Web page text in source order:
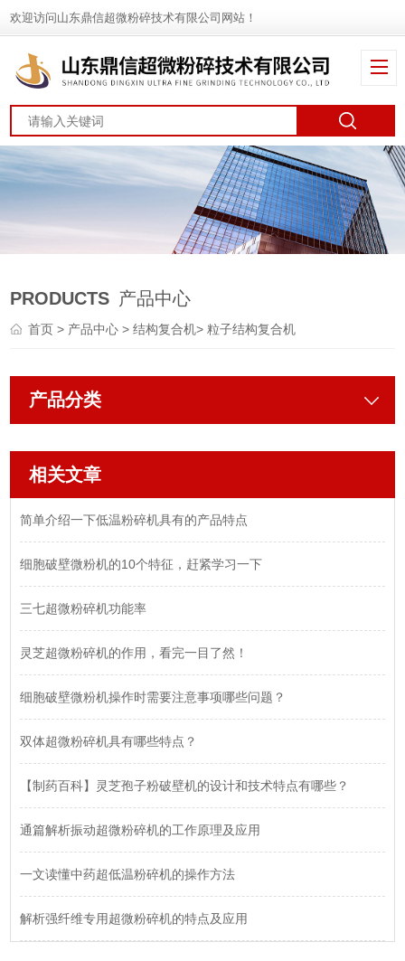
欢迎访问山东鼎信超微粉碎技术有限公司网站！
PRODUCTS 产品中心
首页> 产品中心>结构复合机>粒子结构复合机
产品分类
相关文章
简单介绍一下低温粉碎机具有的产品特点
细胞破壁微粉机的10个特征，赶紧学习一下
三七超微粉碎机功能率
灵芝超微粉碎机的作用，看完一目了然！
细胞破壁微粉机操作时需要注意事项哪些问题？
双体超微粉碎机具有哪些特点？
【制药百科】灵芝孢子粉破壁机的设计和技术特点有哪些？
通篇解析振动超微粉碎机的工作原理及应用
一文读懂中药超低温粉碎机的操作方法
解析强纤维专用超微粉碎机的特点及应用